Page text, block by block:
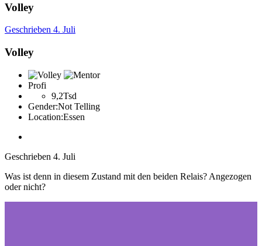
Volley
Geschrieben 4. Juli
Volley
Profi
9,2Tsd
Gender:Not Telling
Location:Essen
Geschrieben 4. Juli
Was ist denn in diesem Zustand mit den beiden Relais? Angezogen
oder nicht?